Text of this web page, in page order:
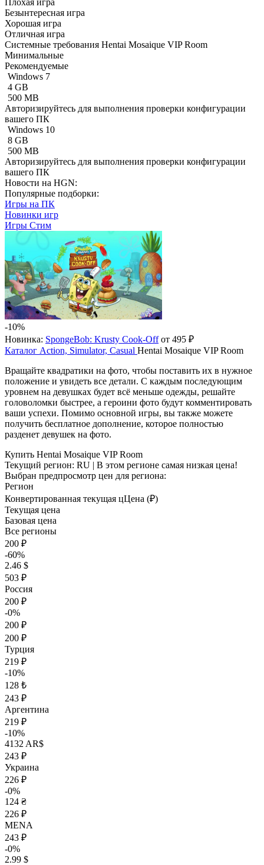
Плохая игра
Безынтересная игра
Хорошая игра
Отличная игра
Системные требования Hentai Mosaique VIP Room
Минимальные
Рекомендуемые
Windows 7
4 GB
500 MB
Авторизируйтесь для выполнения проверки конфигурации
вашего ПК
Windows 10
8 GB
500 MB
Авторизируйтесь для выполнения проверки конфигурации
вашего ПК
Новости на HGN:
Популярные подборки:
Игры на ПК
Новинки игр
Игры Стим
-10%
Новинка: SpongeBob: Krusty Cook-Offот 495 ₽
Каталог Action, Simulator, Casual Hentai Mosaique VIP Room
Вращайте квадратики на фото, чтобы поставить их в нужное
положение и увидеть все детали. С каждым последующим
уровнем на девушках будет всё меньше одежды, решайте
головоломки быстрее, а героини фото будут комментировать
ваши успехи. Помимо основной игры, вы также можете
получить бесплатное дополнение, которое полностью
разденет девушек на фото.
Купить Hentai Mosaique VIP Room
Текущий регион: RU | В этом регионе самая низкая цена!
Выбран предпросмотр цен для региона:
Регион
Конвертированная текущая цЦена (₽)
Текущая цена
Базовая цена
Все регионы
200 ₽
-60%
2.46 $
503 ₽
Россия
200 ₽
-0%
200 ₽
200 ₽
Турция
219 ₽
-10%
128 ₺
243 ₽
Аргентина
219 ₽
-10%
4132 AR$
243 ₽
Украина
226 ₽
-0%
124 ₴
226 ₽
MENA
243 ₽
-0%
2.99 $